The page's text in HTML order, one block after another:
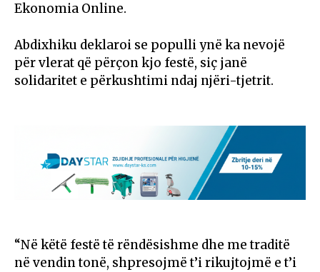
Ekonomia Online.
Abdixhiku deklaroi se populli ynë ka nevojë
për vlerat që përçon kjo festë, siç janë
solidaritet e përkushtimi ndaj njëri-tjetrit.
“Në këtë festë të rëndësishme dhe me traditë
në vendin tonë, shpresojmë t’i rikujtojmë e t’i